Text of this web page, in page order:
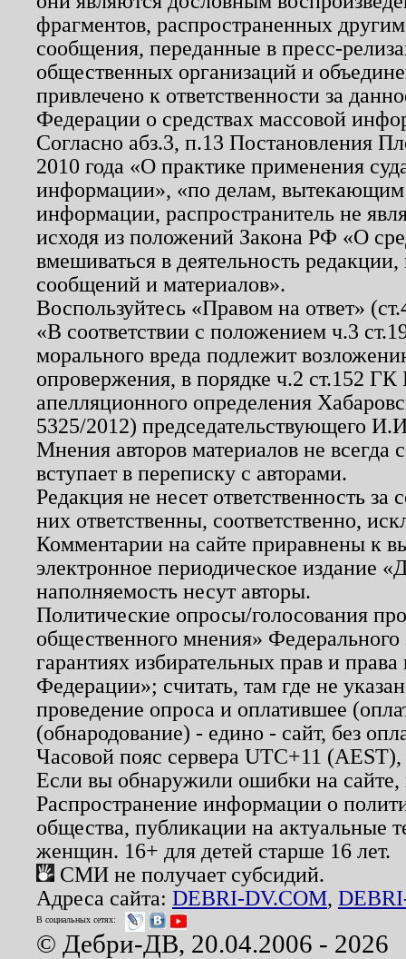
фрагментов, распространенных
сообщения, переданные в пресс-
общественных организаций и
привлечено к ответственности за
Федерации о средствах массовой
Согласно абз.3, п.13 Постановления
2010 года «О практике применения
информации», «по делам, вытекающим
информации, распространитель не
исходя из положений Закона РФ «О
вмешиваться в деятельность
сообщений и материалов».
Воспользуйтесь «Правом на ответ»
«В соответствии с положением ч.3
морального вреда подлежит
опровержения, в порядке ч.2 ст.152
апелляционного определения
5325/2012) председательствующего
Мнения авторов материалов не
вступает в переписку с авторами.
Редакция не несет ответственность
них ответственны, соответственно,
Комментарии на сайте приравнены к
электронное периодическое издание
наполняемость несут авторы.
Политические опросы/голосования
общественного мнения»
гарантиях избирательных прав и
Федерации»; считать, там где не
проведение опроса и оплатившее
(обнародование) - едино - сайт, без
Часовой пояс сервера UTC+11
Если вы обнаружили ошибки на
Распространение информации о
общества, публикации на актуальные
женщин. 16+ для детей старше 16 лет.
СМИ не получает субсидий.
Адреса сайта: DEBRI-DV.COM,
В социальных сетях:
© Дебри-ДВ, 20.04.2006 - 2026